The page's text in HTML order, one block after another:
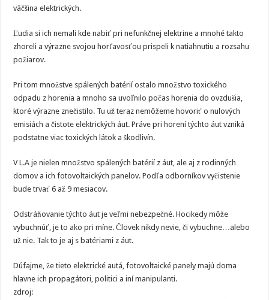
väčšina elektrických.
Ľudia si ich nemali kde nabiť pri nefunkčnej elektrine a mnohé takto
zhoreli a výrazne svojou horľavosťou prispeli k natiahnutiu a rozsahu
požiarov.
Pri tom množstve spálených batérií ostalo množstvo toxického
odpadu z horenia a mnoho sa uvoľnilo počas horenia do ovzdušia,
ktoré výrazne znečistilo. Tu už teraz nemôžeme hovoriť o nulových
emisiách a čistote elektrických áut. Práve pri horení týchto áut vzniká
podstatne viac toxických látok a škodlivín.
V L.A je nielen množstvo spálených batérií z áut, ale aj z rodinných
domov a ich fotovoltaických panelov. Podľa odborníkov vyčistenie
bude trvať 6 až 9 mesiacov.
Odstráňovanie týchto áut je veľmi nebezpečné. Hocikedy môže
vybuchnúť, je to ako pri míne. Človek nikdy nevie, či vybuchne…alebo
už nie. Tak to je aj s batériami z áut.
Dúfajme, že tieto elektrické autá, fotovoltaické panely majú doma
hlavne ich propagátori, politici a iní manipulanti.
zdroj: